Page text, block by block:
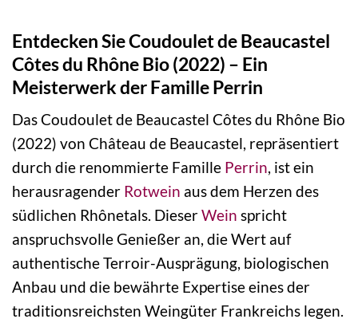
Entdecken Sie Coudoulet de Beaucastel
Côtes du Rhône Bio (2022) – Ein
Meisterwerk der Famille Perrin
Das Coudoulet de Beaucastel Côtes du Rhône Bio
(2022) von Château de Beaucastel, repräsentiert
durch die renommierte Famille Perrin, ist ein
herausragender Rotwein aus dem Herzen des
südlichen Rhônetals. DieserWein spricht
anspruchsvolle Genießer an, die Wert auf
authentische Terroir-Ausprägung, biologischen
Anbau und die bewährte Expertise eines der
traditionsreichsten Weingüter Frankreichs legen.